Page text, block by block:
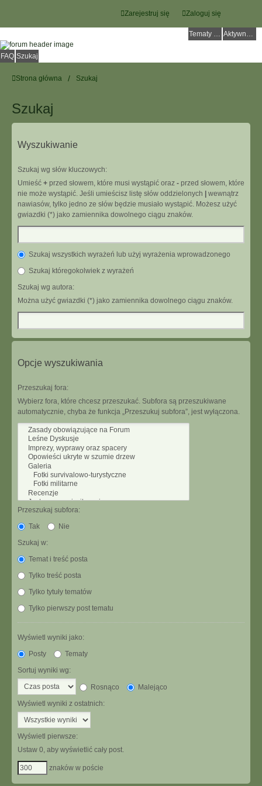
Zaloguj się
Zarejestruj się
Tematy bez odpowiedzi Aktywne tematy
FAQ Szukaj
Strona główna Szukaj
Szukaj
Wyszukiwanie
Szukaj wg słów kluczowych:
Umieść + przed słowem, które musi wystąpić oraz - przed słowem, które
nie może wystąpić. Jeśli umieścisz listę słów oddzielonych
wewnątrz
nawiasów, tylko jedno ze słów będzie musiało wystąpić. Możesz użyć
gwiazdki (*) jako zamiennika dowolnego ciągu znaków.
Szukaj wszystkich wyrażeń lub użyj wyrażenia wprowadzonego
Szukaj któregokolwiek z wyrażeń
Szukaj wg autora:
Można użyć gwiazdki (*) jako zamiennika dowolnego ciągu znaków.
Opcje wyszukiwania
Przeszukaj fora:
Wybierz fora, które chcesz przeszukać. Subfora są przeszukiwane
automatycznie, chyba że funkcja „Przeszukuj subfora”, jest wyłączona.
Przeszukaj subfora:
Tak
Nie
Szukaj w:
Temat i treść posta
Tylko treść posta
Tylko tytuły tematów
Tylko pierwszy post tematu
Wyświetl wyniki jako:
Posty
Tematy
Sortuj wyniki wg:
Rosnąco
Malejąco
Wyświetl wyniki z ostatnich:
Wyświetl pierwsze:
Ustaw 0, aby wyświetlić cały post.
znaków w poście